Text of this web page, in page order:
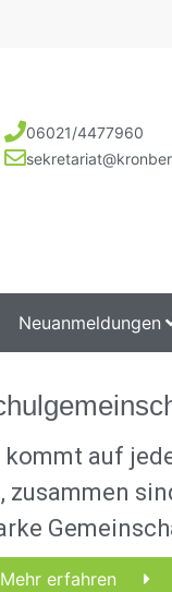
06021/4477960
Neuanmeldungen
kommt auf
zusammen
Mehr erfahren